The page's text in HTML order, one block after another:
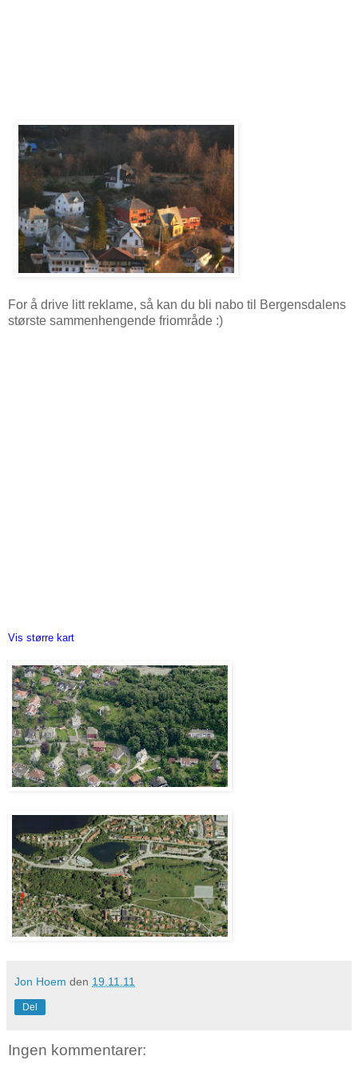
For å drive litt reklame, så kan du bli nabo til Bergensdalens
største sammenhengende friområde :)
Vis større kart
Jon Hoem den 19.11.11
Del
Ingen kommentarer: